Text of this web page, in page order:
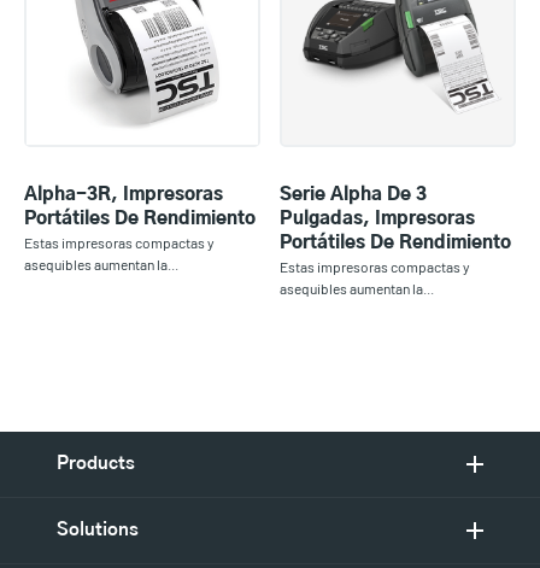
Alpha-3R, Impresoras
Portátiles De Rendimiento
Estas impresoras compactas y
asequibles aumentan la...
Serie Alpha De 3
Pulgadas, Impresoras
Portátiles De Rendimiento
Estas impresoras compactas y
asequibles aumentan la...
Products
Solutions